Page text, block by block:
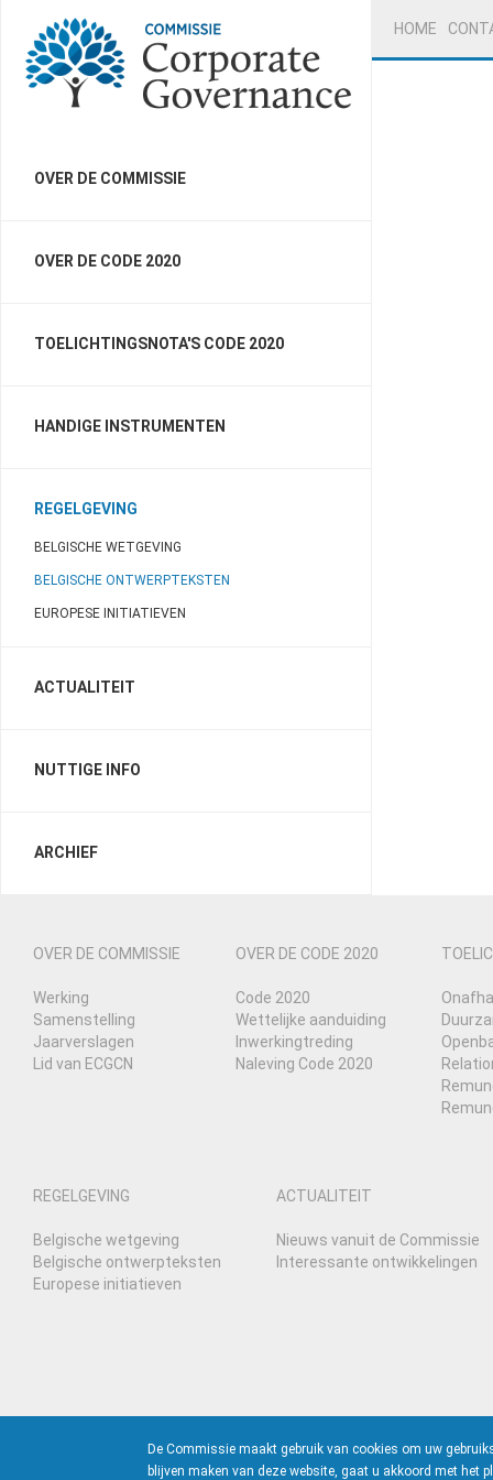
De Commissie maakt gebruik van cookies om uw
blijven maken van deze website, gaat u akkoord met
OVER DE COMMISSIE
OVER DE CODE 2020
TOELICHTINGSNOTA'S CODE 2020
HANDIGE INSTRUMENTEN
REGELGEVING
BELGISCHE WETGEVING
BELGISCHE ONTWERPTEKSTEN
EUROPESE INITIATIEVEN
ACTUALITEIT
NUTTIGE INFO
ARCHIEF
HOME
OVER DE COMMISSIE
Werking
Samenstelling
Jaarverslagen
Lid van ECGCN
OVER DE CODE 2020
Code 2020
Wettelijke aanduiding
Inwerkingtreding
Naleving Code 2020
REGELGEVING
Belgische wetgeving
Belgische ontwerpteksten
Europese initiatieven
ACTUALITEIT
Nieuws vanuit de Commissie
Interessante ontwikkelingen